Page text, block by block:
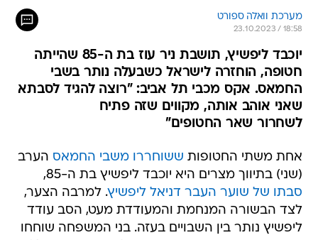
מערכת וואלה ספורט
23.10.2023 / 18:58
יוכבד ליפשיץ, תושבת ניר עוז בת ה-85 שהייתה
חטופה, הוחזרה לישראל כשבעלה נותר בשבי
החמאס. אקס מכבי תל אביב: "רוצה להגיד לסבתא
שאני אוהב אותה, מקווים שזה פתיח
לשחרור שאר החטופים"
אחת משתי החטופות ששוחררו משבי החמאס הערב
(שני) בתיווך מצרים היא יוכבד ליפשיץ בת ה-85,
סבתו של שוער העבר דניאל ליפשיץ. למרבה הצער,
לצד הבשורה המנחמת והמעודדת מעט, הסב עודד
ליפשיץ נותר בין השבויים בעזה. בני המשפחה שוחחו